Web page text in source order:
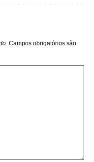
Campos obrigatórios são